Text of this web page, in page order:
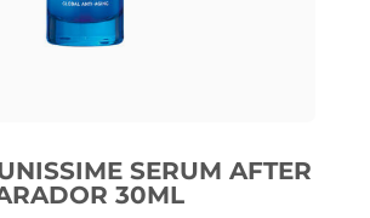
SERUM AFTER
30ML